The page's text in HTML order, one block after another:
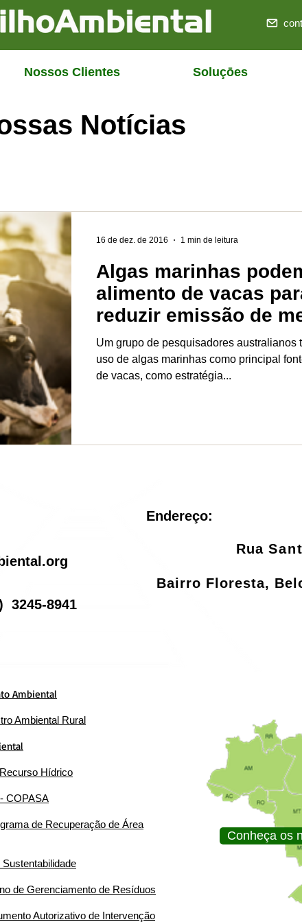
Nossos Clientes Soluçōes
Notícias
Algas marinhas
alimento de vacas
reduzir emissão de
Um grupo de pesquisadores australianos
uso de algas marinhas como principal
de vacas, como estratégia...
16 de dez. de 2016 1 min de leitura
3245-8941
Endereço:
Rua
Bairro Floresta,
Ambiental
Ambiental Rural
Hídrico
COPASA
de Recuperação de Área
Sustentabilidade
de Gerenciamento de Resíduos
Autorizativo de Intervenção
Conheça os